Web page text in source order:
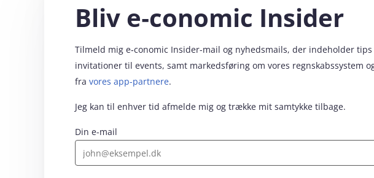
Bliv e‑conomic Insider
Tilmeld mig e‑conomic Insider-mail og nyhedsmails, der indeholder tips
invitationer til events, samt markedsføring om vores regnskabssystem
fra vores app-partnere.
Jeg kan til enhver tid afmelde mig og trække mit samtykke tilbage.
Din e-mail